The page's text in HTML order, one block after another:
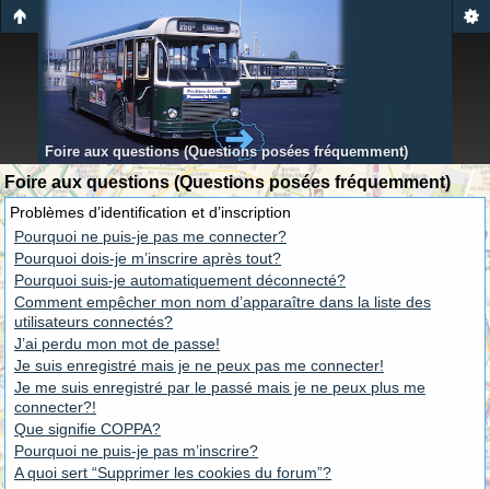
Foire aux questions (Questions posées fréquemment)
Foire aux questions (Questions posées fréquemment)
Problèmes d’identification et d’inscription
Pourquoi ne puis-je pas me connecter?
Pourquoi dois-je m’inscrire après tout?
Pourquoi suis-je automatiquement déconnecté?
Comment empêcher mon nom d’apparaître dans la liste des
utilisateurs connectés?
J’ai perdu mon mot de passe!
Je suis enregistré mais je ne peux pas me connecter!
Je me suis enregistré par le passé mais je ne peux plus me
connecter?!
Que signifie COPPA?
Pourquoi ne puis-je pas m’inscrire?
A quoi sert “Supprimer les cookies du forum”?